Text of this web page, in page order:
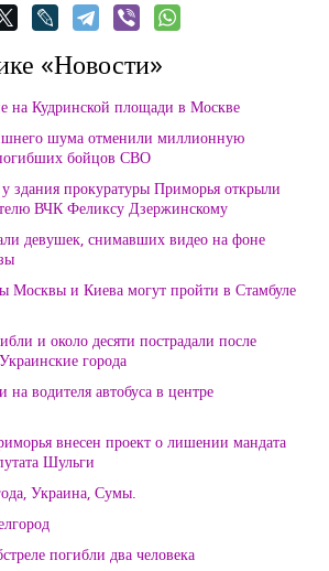
«Новости»
на Кудринской площади в Москве
шума отменили миллионную
бойцов СВО
здания прокуратуры Приморья открыли
ВЧК Феликсу Дзержинскому
девушек, снимавших видео на фоне
Москвы и Киева могут пройти в Стамбуле
и около десяти пострадали после
города
на водителя автобуса в центре
внесен проект о лишении мандата
Шульги
Украина, Сумы.
погибли два человека